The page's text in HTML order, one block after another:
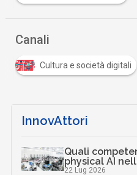
Canali
Cultura e società digitali
InnovAttori
Quali
physical AI
22 Lug 2026